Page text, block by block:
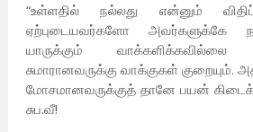
“உள்ளதில் நல்லது என்னும்
ஏற்புடையவர்களோ அவர்களுக்கே
யாருக்கும்
சுமாரானவருக்கு வாக்குகள்
மோசமானவருக்குத் தானே பயன்
சுப.வீ!